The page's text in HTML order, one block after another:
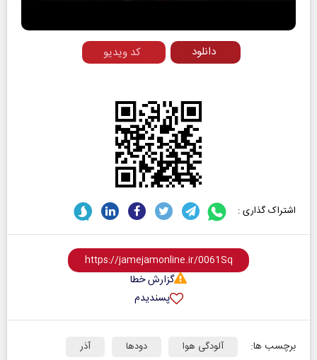
کد ویدیو دانلود
اشتراک گذاری :
گزارش خطا
پسندیدم
برچسب ها: آلودگی هوا دودها آذر